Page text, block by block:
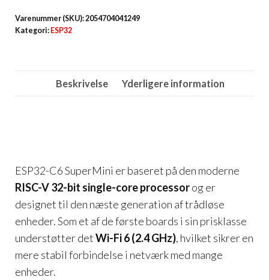
–
RISC-
V
IoT
Board
antal
Varenummer (SKU):2054704041249
Kategori: ESP32
Beskrivelse Yderligere information
ESP32-C6 SuperMini er baseret på den moderne
RISC-V 32-bit single-core processorog er
designet til den næste generation af trådløse
enheder. Som et af de første boards i sin prisklasse
understøtter detWi-Fi 6 (2.4 GHz), hvilket sikrer en
mere stabil forbindelse i netværk med mange
enheder.